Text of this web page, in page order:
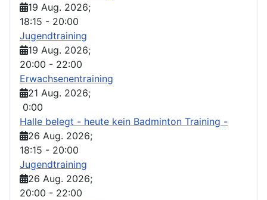
19 Aug. 2026;
18:15 - 20:00
Jugendtraining
19 Aug. 2026;
20:00 - 22:00
Erwachsenentraining
21 Aug. 2026;
0:00
Halle belegt - heute kein Badminton Training -
26 Aug. 2026;
18:15 - 20:00
Jugendtraining
26 Aug. 2026;
20:00 - 22:00